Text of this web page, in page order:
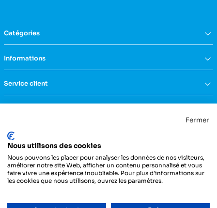
La Centrale Médicale
ZI de la Petite Dimerie - 15, rue du 11 Novembre
62310 Fruges
France
03 21 04 21 21
Catégories
Confort & bien-être
Rééducation & massage
Mobilier
Diagnostic
Hygiène & protection
Instrumentation
Informations
Notre engagement RSE
Service client
Nous contacter
Conditions générales de vente
Fermer
Nous utilisons des cookies
Nous pouvons les placer pour analyser les données de nos visiteurs,
améliorer notre site Web, afficher un contenu personnalisé et vous
faire vivre une expérience inoubliable. Pour plus d'informations sur
les cookies que nous utilisons, ouvrez les paramètres.